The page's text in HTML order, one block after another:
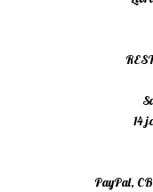
14
PayPal,